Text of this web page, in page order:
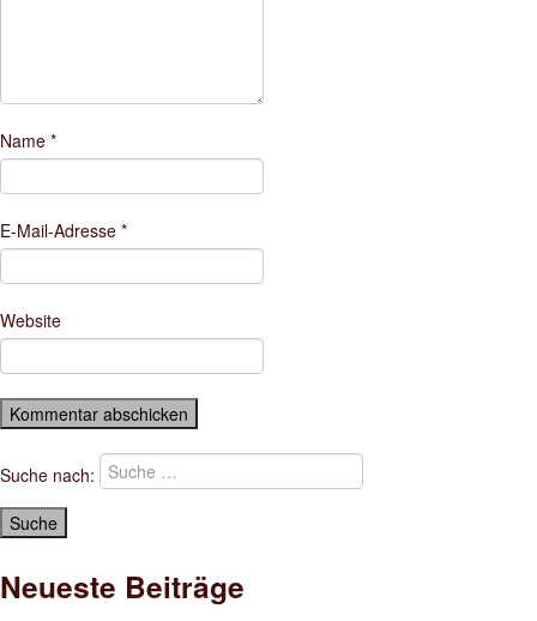
Name *
E-Mail-Adresse *
Website
Suche nach:
Neueste Beiträge